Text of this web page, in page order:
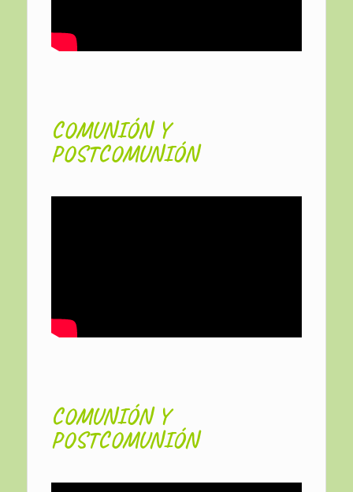
COMUNIÓN Y
POSTCOMUNIÓN
COMUNIÓN Y
POSTCOMUNIÓN